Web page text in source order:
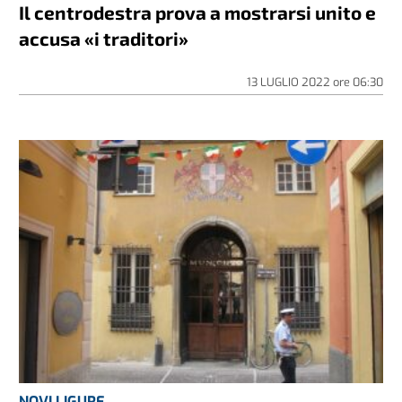
Il centrodestra prova a mostrarsi unito e
accusa «i traditori»
13 LUGLIO 2022 ore 06:30